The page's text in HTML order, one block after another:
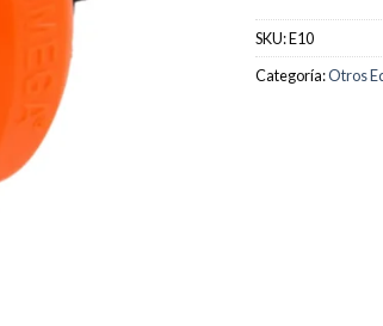
SKU:E10
Categoría:Otros